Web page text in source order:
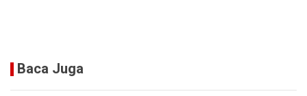
Baca Juga